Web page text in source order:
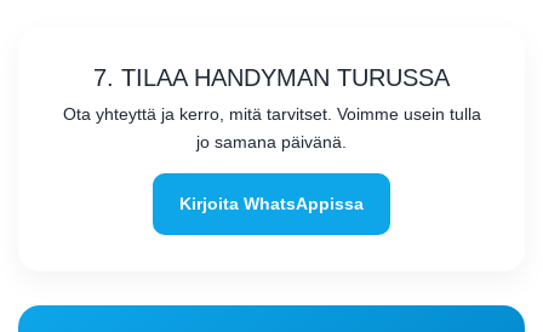
7. TILAA HANDYMAN TURUSSA
Ota yhteyttä ja kerro, mitä tarvitset. Voimme usein tulla
jo samana päivänä.
Kirjoita WhatsAppissa